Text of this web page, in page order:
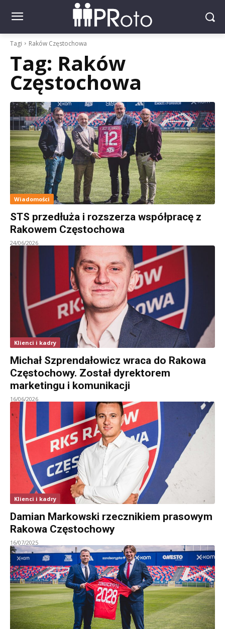
Tagi Raków Częstochowa
Tag: Raków
Częstochowa
Wiadomości
STS przedłuża i rozszerza współpracę z
Rakowem Częstochowa
24/06/2026
Klienci i kadry
Michał Szprendałowicz wraca do Rakowa
Częstochowy. Został dyrektorem
marketingu i komunikacji
16/06/2026
Klienci i kadry
Damian Markowski rzecznikiem prasowym
Rakowa Częstochowy
16/07/2025